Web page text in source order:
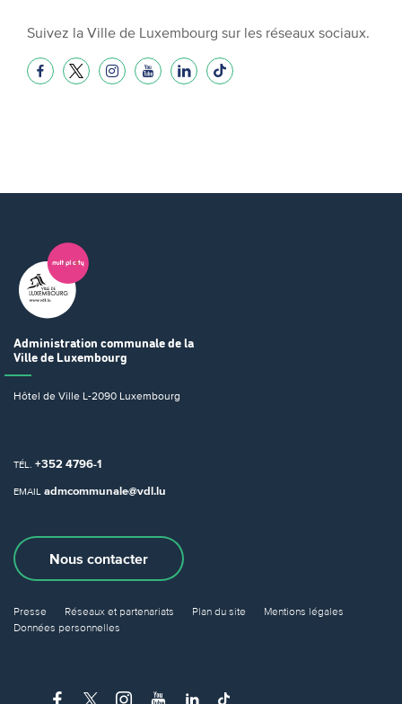
Suivez la Ville de Luxembourg sur les réseaux sociaux.
Administration communale de la
Ville de Luxembourg
Hôtel de Ville L-2090 Luxembourg
TÉL. +352 4796-1
EMAIL admcommunale@vdl.lu
Nous contacter
Presse Réseaux et partenariats Plan du site
Mentions légales
Données personnelles